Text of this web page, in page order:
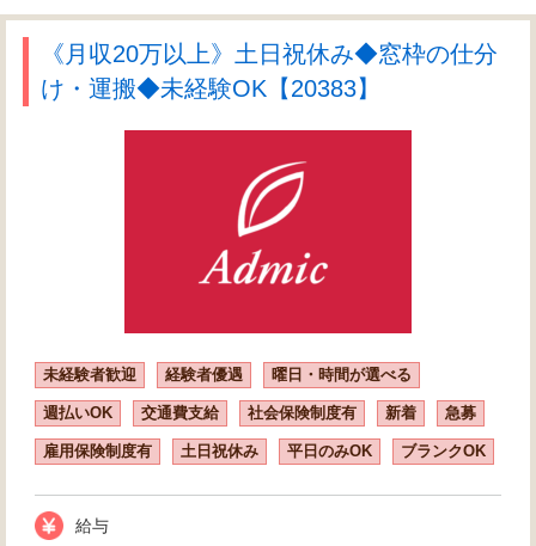
《月収20万以上》土日祝休み◆窓枠の仕分
け・運搬◆未経験OK【20383】
未経験者歓迎 経験者優遇 曜日・時間が選べる
週払いOK 交通費支給 社会保険制度有 新着 急募
雇用保険制度有 土日祝休み 平日のみOK ブランクOK
給与